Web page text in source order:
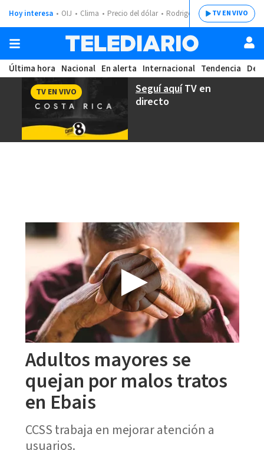
Hoy interesa OIJ Clima Precio del dólar Rodrigo ChavesTV EN VIVO
Última hora Nacional En alerta Internacional Tendencia
Seguí aquíTV en
directo
TV EN VIVO
Adultos mayores se
quejan por malos tratos
en Ebais
CCSS trabaja en mejorar atención a
usuarios.